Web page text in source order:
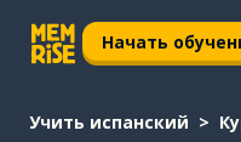
Начать
Учить испанский